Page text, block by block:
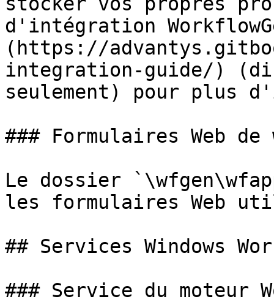
d'intégration
(https://
integration-guide/)
seulement) pour plus
### Formulaires Web de
Le dossier
les formulaires Web
## Services Windows
### Service du moteur